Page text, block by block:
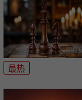
最热